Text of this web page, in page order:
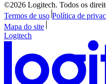
©2026 Logitech. Todos os
Termos de uso Política de
Mapa do site
Logitech